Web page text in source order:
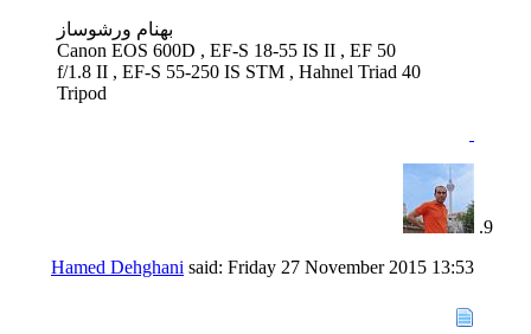
بهنام ورشوساز
Canon EOS 600D , EF-S 18-55 IS II , EF 50
f/1.8 II , EF-S 55-250 IS STM , Hahnel Triad 40
Tripod
Hamed Dehghani said: Friday 27 November 2015 13:53